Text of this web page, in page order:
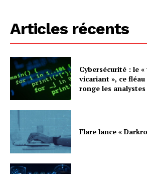
Articles récents
Cybersécurité : le
vicariant », ce
ronge les analystes
Flare lance «